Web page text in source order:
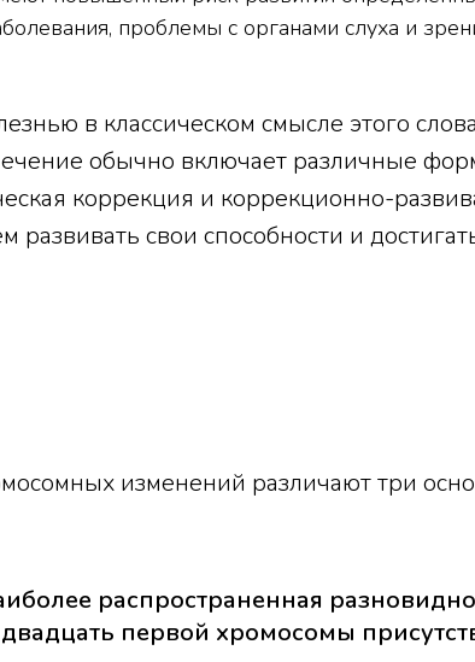
проблемы с органами слуха и
в классическом смысле этого
обычно включает различные
коррекция и коррекционно-
свои способности и
изменений различают три
распространенная
первой хромосомы